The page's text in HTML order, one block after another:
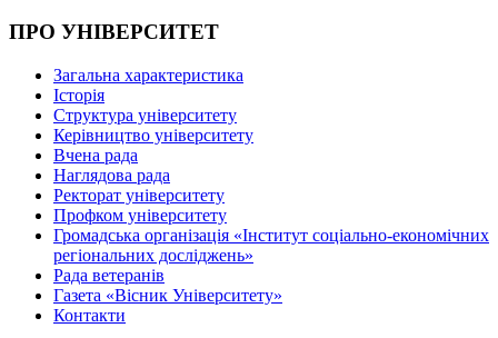
ПРО УНІВЕРСИТЕТ
Загальна характеристика
Історія
Структура університету
Керівництво університету
Вчена рада
Наглядова рада
Ректорат університету
Профком університету
Громадська організація «Інститут соціально-економічних
регіональних досліджень»
Рада ветеранів
Газета «Вісник Університету»
Контакти